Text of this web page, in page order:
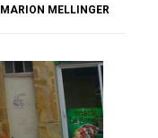
MARION MELLINGER